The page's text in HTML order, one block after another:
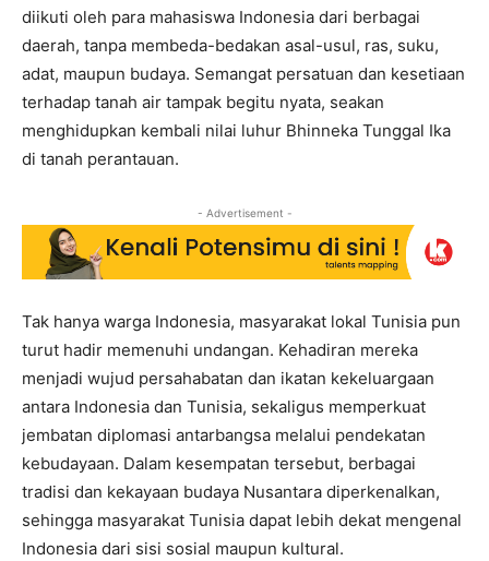
diikuti oleh para mahasiswa Indonesia dari berbagai
daerah, tanpa membeda-bedakan asal-usul, ras, suku,
adat, maupun budaya. Semangat persatuan dan kesetiaan
terhadap tanah air tampak begitu nyata, seakan
menghidupkan kembali nilai luhur Bhinneka Tunggal Ika
di tanah perantauan.
- Advertisement -
Tak hanya warga Indonesia, masyarakat lokal Tunisia pun
turut hadir memenuhi undangan. Kehadiran mereka
menjadi wujud persahabatan dan ikatan kekeluargaan
antara Indonesia dan Tunisia, sekaligus memperkuat
jembatan diplomasi antarbangsa melalui pendekatan
kebudayaan. Dalam kesempatan tersebut, berbagai
tradisi dan kekayaan budaya Nusantara diperkenalkan,
sehingga masyarakat Tunisia dapat lebih dekat mengenal
Indonesia dari sisi sosial maupun kultural.